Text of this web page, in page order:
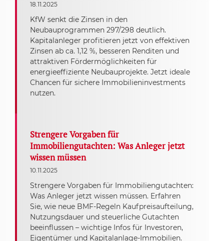
18.11.2025
KfW senkt die Zinsen in den
Neubauprogrammen 297/298 deutlich.
Kapitalanleger profitieren jetzt von effektiven
Zinsen ab ca. 1,12 %, besseren Renditen und
attraktiven Fördermöglichkeiten für
energieeffiziente Neubauprojekte. Jetzt ideale
Chancen für sichere Immobilieninvestments
nutzen.
Strengere Vorgaben für
Immobiliengutachten: Was Anleger jetzt
wissen müssen
10.11.2025
Strengere Vorgaben für Immobiliengutachten:
Was Anleger jetzt wissen müssen. Erfahren
Sie, wie neue BMF-Regeln Kaufpreisaufteilung,
Nutzungsdauer und steuerliche Gutachten
beeinflussen – wichtige Infos für Investoren,
Eigentümer und Kapitalanlage-Immobilien.